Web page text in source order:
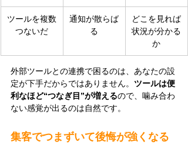
ツールを複数
つないだ
通知が散らば
る
どこを見れば
状況が分かる
か
外部ツールとの連携で困るのは、あなたの設
定が下手だからではありません。 ツールは便
利なほど“つなぎ目”が増えるので、噛み合わ
ない感覚が出るのは自然です。
集客でつまずいて後悔が強くなる